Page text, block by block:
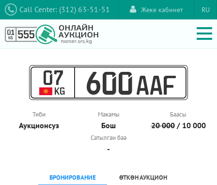
Call Center: (312) 63-51-51 RU
Жеке кабинет
07
KG 600 AAF
Тиби
Аукционcуз
Макамы
Бош
Баасы
20 000/ 10 000
Сатылган баа
-
БРОНИРОВАНИЕ ӨТКӨН АУКЦИОН